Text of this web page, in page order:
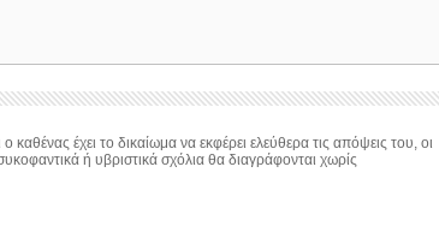
έχει το δικαίωμα να εκφέρει ελεύθερα τις απόψεις του, οι
ή υβριστικά σχόλια θα διαγράφονται χωρίς